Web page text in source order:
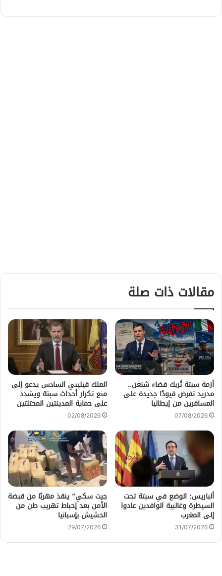
مقالات ذات صلة
أزمة سبتة تُربك فضاء شنغن..
مدريد تفرض قيودًا جديدة على
المسافرين من إيطاليا
07/08/2026
الملك فيليبي السادس يدعو إلى
منع تكرار أحداث سبتة ويشدد
على حماية المدينتين المحتلتين
02/08/2026
ألباريس: الوضع في سبتة تحت
السيطرة وغالبية الوافدين عادوا
إلى المغرب
31/07/2026
جيت سكي” ينقذ مهربًا من قبضة
الأمن بعد إحباط تهريب طن من
الحشيش بإسبانيا
29/07/2026